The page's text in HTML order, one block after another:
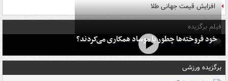
افزایش قیمت جهانی طلا
فیلم برگزیده
خود فروخته‌ها چطور با موساد همکاری می‌کردند؟
برگزیده ورزشی